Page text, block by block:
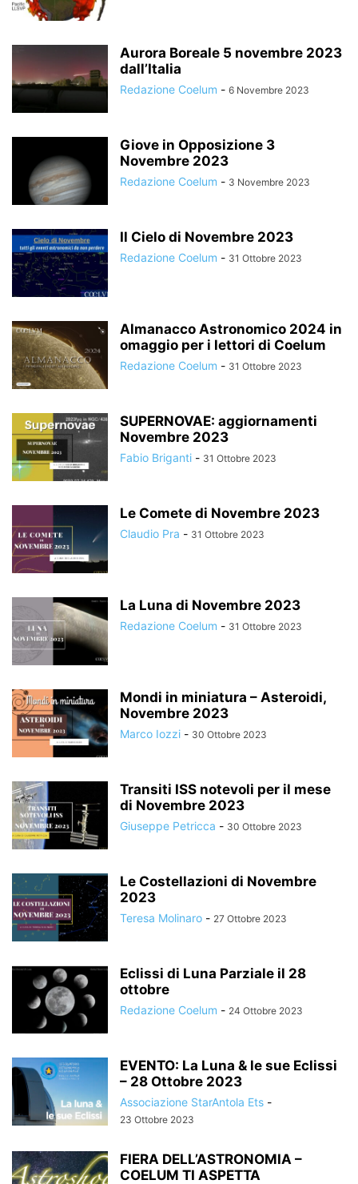
Aurora Boreale 5 novembre 2023
dall’Italia
Redazione Coelum - 6 Novembre 2023
Giove in Opposizione 3
Novembre 2023
Redazione Coelum - 3 Novembre 2023
Il Cielo di Novembre 2023
Redazione Coelum - 31 Ottobre 2023
Almanacco Astronomico 2024 in
omaggio per i lettori di Coelum
Redazione Coelum - 31 Ottobre 2023
SUPERNOVAE: aggiornamenti
Novembre 2023
Fabio Briganti - 31 Ottobre 2023
Le Comete di Novembre 2023
Claudio Pra - 31 Ottobre 2023
La Luna di Novembre 2023
Redazione Coelum - 31 Ottobre 2023
Mondi in miniatura – Asteroidi,
Novembre 2023
Marco Iozzi - 30 Ottobre 2023
Transiti ISS notevoli per il mese
di Novembre 2023
Giuseppe Petricca - 30 Ottobre 2023
Le Costellazioni di Novembre
2023
Teresa Molinaro - 27 Ottobre 2023
Eclissi di Luna Parziale il 28
ottobre
Redazione Coelum - 24 Ottobre 2023
EVENTO: La Luna & le sue Eclissi
– 28 Ottobre 2023
Associazione StarAntola Ets -
23 Ottobre 2023
FIERA DELL’ASTRONOMIA –
COELUM TI ASPETTA